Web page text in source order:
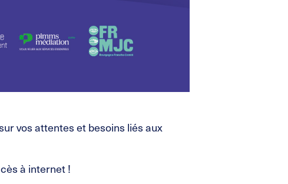
vos attentes et besoins liés aux
à internet !